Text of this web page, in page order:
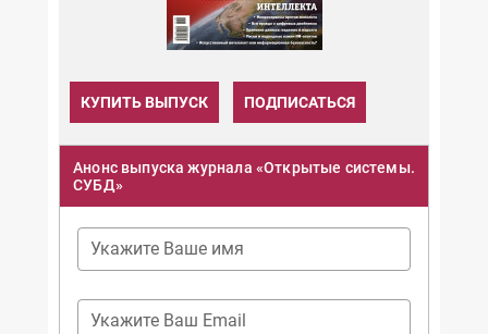
КУПИТЬ ВЫПУСК ПОДПИСАТЬСЯ
Анонс выпуска журнала «Открытые системы.
СУБД»
Укажите Ваше имя
Укажите Ваш Email